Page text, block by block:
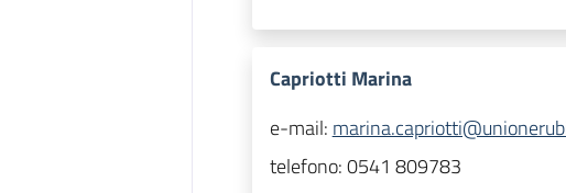
Capriotti Marina
e-mail:
telefono:0541 809783